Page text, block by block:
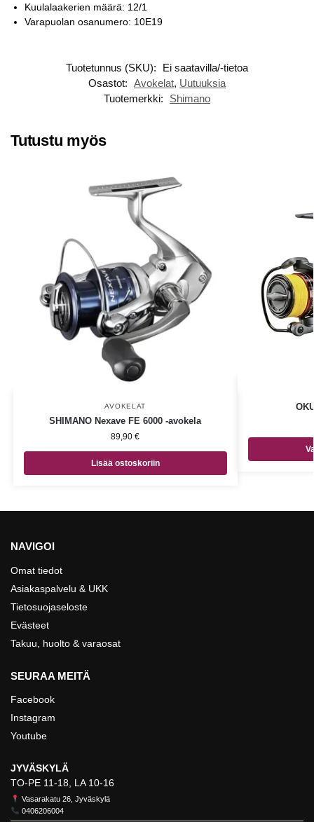
Kuulalaakerien määrä: 12/1
Varapuolan osanumero: 10E19
Tuotetunnus (SKU):
Ei saatavilla/-tietoa
Osastot: Avokelat, Uutuuksia
Tuotemerkki:
Shimano
Tutustu myös
AVOKELAT
SHIMANO Nexave FE 6000 -avokela
89,90€
Lisää ostoskoriin
NAVIGOI
Omat tiedot
Asiakaspalvelu & UKK
Tietosuojaseloste
Evästeet
Takuu, huolto & varaosat
SEURAA MEITÄ
Facebook
Instagram
Youtube
JYVÄSKYLÄ
TO-PE 11-18, LA 10-16
Vasarakatu 26, Jyväskylä
0406206004